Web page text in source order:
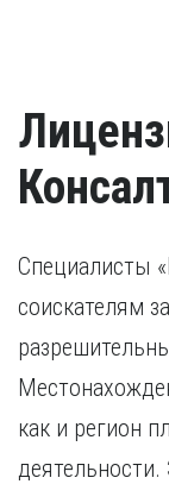
Специалисты
соискателям
как и регион